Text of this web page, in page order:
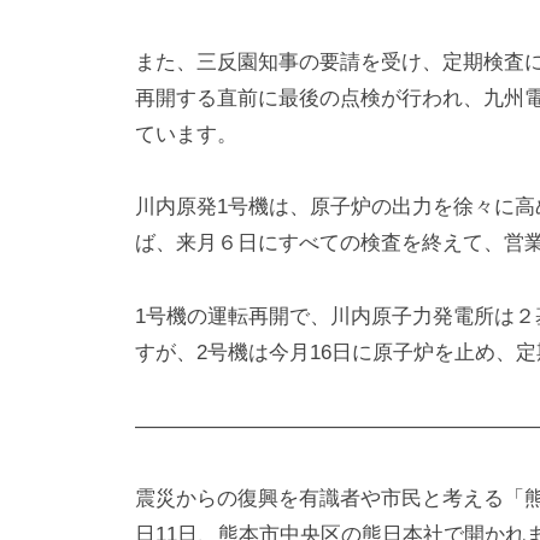
また、三反園知事の要請を受け、定期検
再開する直前に最後の点検が行われ、九州
ています。
川内原発1号機は、原子炉の出力を徐々に
ば、来月６日にすべての検査を終えて、営
1号機の運転再開で、川内原子力発電所は
すが、2号機は今月16日に原子炉を止め、
震災からの復興を有識者や市民と考える「
日11日、熊本市中央区の熊日本社で開か